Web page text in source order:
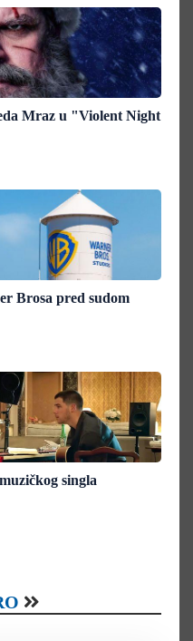
Mraz u "Violent Night
Brosa pred sudom
singla